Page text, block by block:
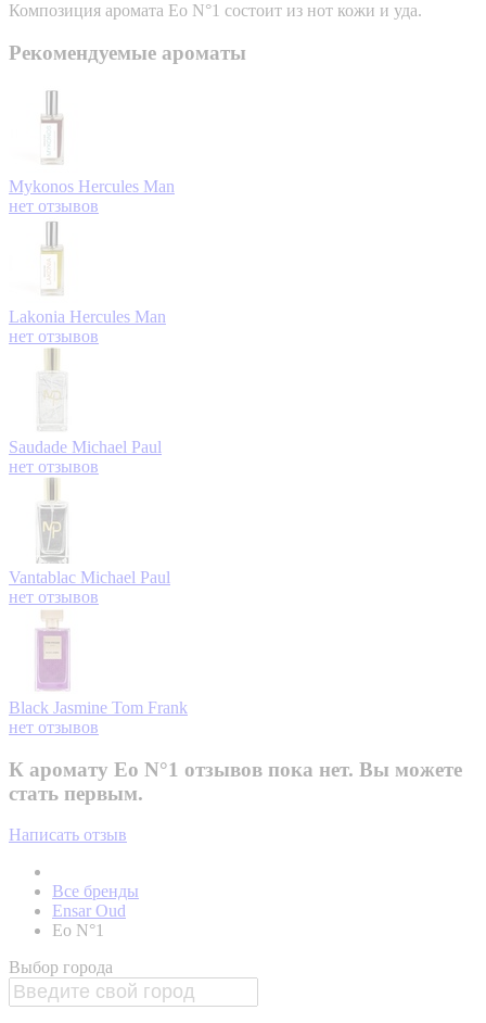
Композиция аромата Eo N°1 состоит из нот кожи и уда.
Рекомендуемые ароматы
Mykonos Hercules Man
нет отзывов
Lakonia Hercules Man
нет отзывов
Saudade Michael Paul
нет отзывов
Vantablac Michael Paul
нет отзывов
Black Jasmine Tom Frank
нет отзывов
К аромату Eo N°1 отзывов пока нет. Вы можете
стать первым.
Написать отзыв
Все бренды
Ensar Oud
Eo N°1
Выбор города